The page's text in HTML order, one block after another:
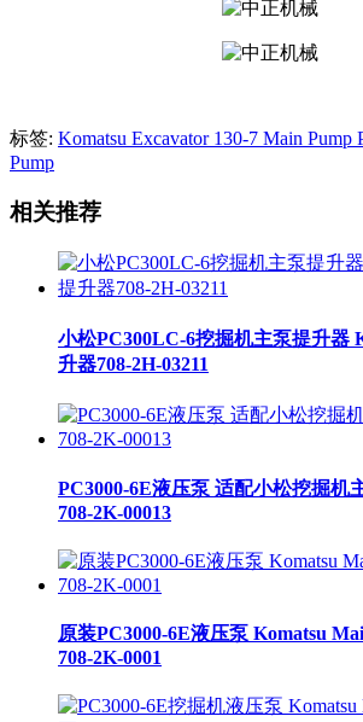
标签: Komatsu Excavator 130-7 Main Pump
Pump
相关推荐
小松PC300LC-6挖掘机主泵提升器
升器708-2H-03211
PC3000-6E液压泵 适配小松挖掘机
708-2K-00013
原装PC3000-6E液压泵 Komatsu
708-2K-0001